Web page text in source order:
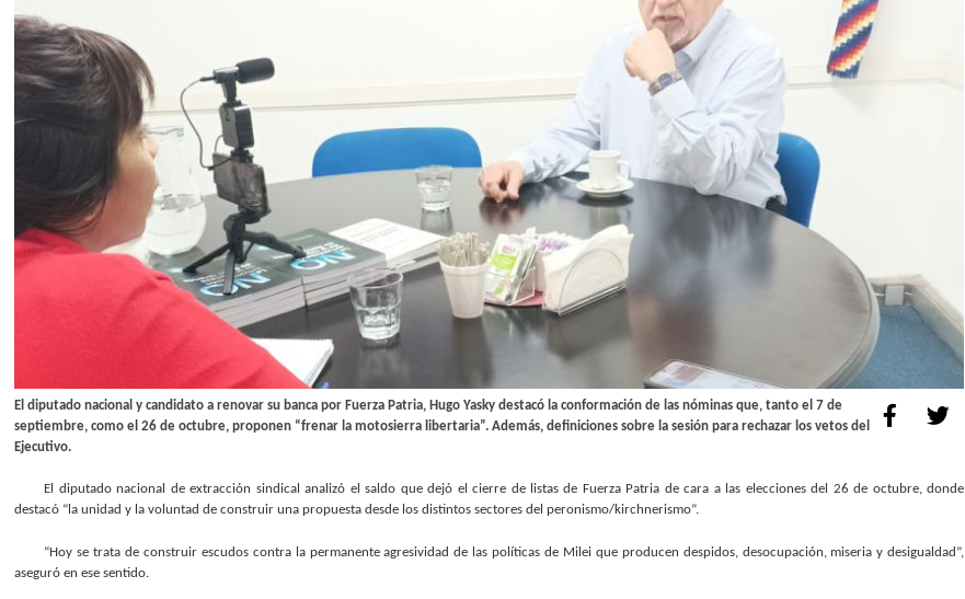
El diputado nacional y candidato a renovar su banca por Fuerza Patria, Hugo Yasky destacó la conformación de las nóminas que, tanto el 7 de
septiembre, como el 26 de octubre, proponen “frenar la motosierra libertaria”. Además, definiciones sobre la sesión para rechazar los vetos del
Ejecutivo.
El diputado nacional de extracción sindical analizó el saldo que dejó el cierre de listas de Fuerza Patria de cara a las elecciones del 26 de octubre, donde
destacó “la unidad y la voluntad de construir una propuesta desde los distintos sectores del peronismo/kirchnerismo”.
“Hoy se trata de construir escudos contra la permanente agresividad de las políticas de Milei que producen despidos, desocupación, miseria y desigualdad”,
aseguró en ese sentido.